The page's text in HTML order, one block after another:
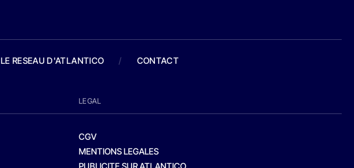
LE RESEAU D'ATLANTICO / CONTACT
LEGAL
CGV
MENTIONS LEGALES
PUBLICITE SUR ATLANTICO